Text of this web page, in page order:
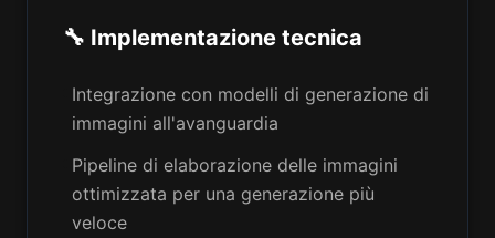
🔧 Implementazione tecnica
Integrazione con modelli di generazione di
immagini all'avanguardia
Pipeline di elaborazione delle immagini
ottimizzata per una generazione più
veloce